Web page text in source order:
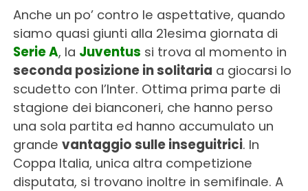
Anche un po’ contro le aspettative, quando
siamo quasi giunti alla 21esima giornata di
Serie A, la Juventus si trova al momento in
seconda posizione in solitaria a giocarsi lo
scudetto con l’Inter. Ottima prima parte di
stagione dei bianconeri, che hanno perso
una sola partita ed hanno accumulato un
grande vantaggio sulle inseguitrici. In
Coppa Italia, unica altra competizione
disputata, si trovano inoltre in semifinale. A